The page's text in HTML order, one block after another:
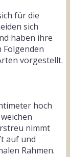
für die
sich
haben ihre
Folgenden
vorgestellt.
hoch
nimmt
auf und
Rahmen.